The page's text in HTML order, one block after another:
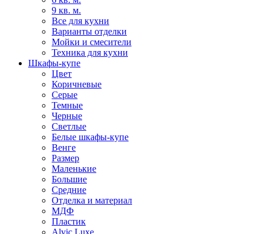
9 кв. м.
Все для кухни
Варианты отделки
Мойки и смесители
Техника для кухни
Шкафы-купе
Цвет
Коричневые
Серые
Темные
Черные
Светлые
Белые шкафы-купе
Венге
Размер
Маленькие
Большие
Средние
Отделка и материал
МДФ
Пластик
Alvic Luxe